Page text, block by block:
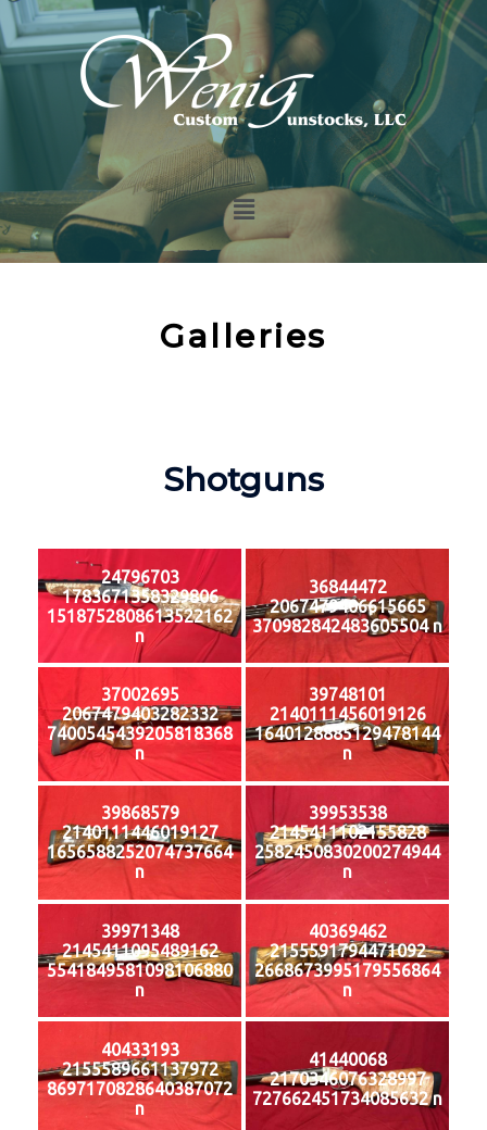
Galleries
Shotguns
24796703
1783671358329806
1518752808613522162
n
36844472
2067479406615665
370982842483605504 n
37002695
2067479403282332
7400545439205818368
n
39748101
2140111456019126
1640128885129478144
n
39868579
2140111446019127
1656588252074737664
n
39953538
2145411102155828
2582450830200274944
n
39971348
2145411095489162
5541849581098106880
n
40369462
2155591794471092
2668673995179556864
n
40433193
2155589661137972
8697170828640387072
n
41440068
2170346076328997
727662451734085632 n